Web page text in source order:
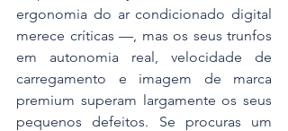
ergonomia do ar condicionado digital
merece críticas —, mas os seus trunfos
em autonomia real, velocidade de
carregamento e imagem de marca
premium superam largamente os seus
pequenos defeitos. Se procuras um